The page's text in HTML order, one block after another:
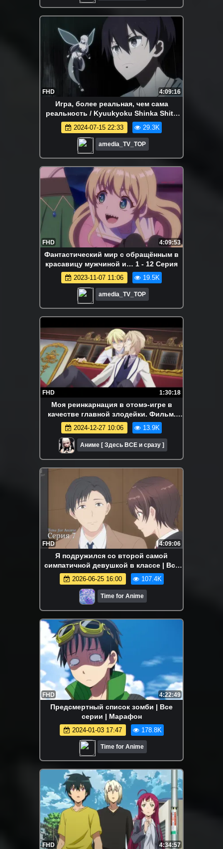
FHD 4:09:16
Игра, более реальная, чем сама
реальность / Kyuukyoku Shinka Shita
Full Dive RPG ga Genjitsu Yori mo
Kusoge 1 - 12 серия
2024-07-15 22:33 29.3K
amedia_TV_TOP
FHD 4:09:53
Фантастический мир с обращённым в
красавицу мужчиной и… 1 - 12 Серия
2023-11-07 11:06 19.5K
amedia_TV_TOP
FHD 1:30:18
Моя реинкарнация в отомэ-игре в
качестве главной злодейки. Фильм.
Смешное и доброе аниме
2024-12-27 10:06 13.9K
Аниме [ Здесь ВСЕ и сразу ]
FHD 4:09:06
Я подружился со второй самой
симпатичной девушкой в классе | Все
серии | Марафон
2026-06-25 16:00 107.4K
Time for Anime
FHD 4:22:49
Предсмертный список зомби | Все
серии | Марафон
2024-01-03 17:47 178.8K
Time for Anime
FHD 4:34:57